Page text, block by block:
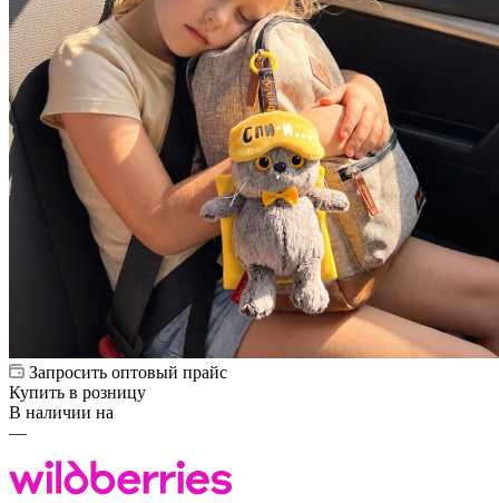
Запросить оптовый прайс
Купить в розницу
В наличии на
—